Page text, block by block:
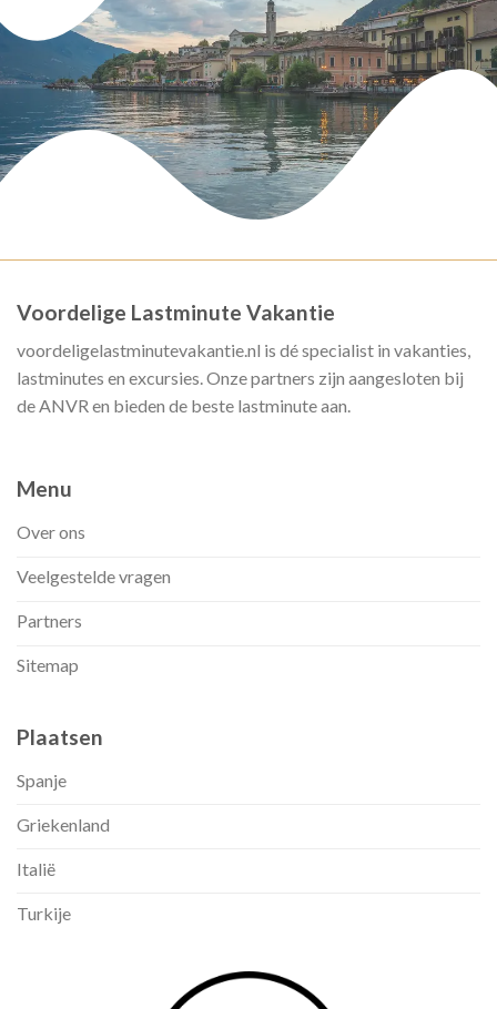
Voordelige Lastminute Vakantie
voordeligelastminutevakantie.nl is dé specialist in vakanties,
lastminutes en excursies. Onze partners zijn aangesloten bij
de ANVR en bieden de beste lastminute aan.
Menu
Over ons
Veelgestelde vragen
Partners
Sitemap
Plaatsen
Spanje
Griekenland
Italië
Turkije